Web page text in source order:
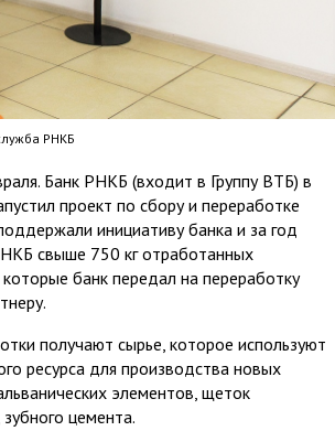
РНКБ
Банк РНКБ (входит в Группу ВТБ) в
проект по сбору и переработке
инициативу банка и за год
свыше 750 кг отработанных
банк передал на переработку
получают сырье, которое используют
ресурса для производства новых
элементов, щеток
цемента.